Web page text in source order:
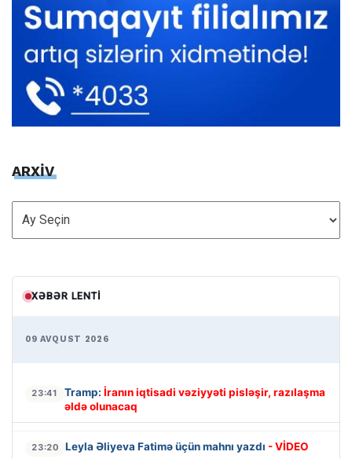
ARXİV
ARXİV
XƏBƏR LENTI
09 AVQUST 2026
23:41 Tramp: İranın iqtisadi vəziyyəti pisləşir, razılaşma
əldə olunacaq
23:20 Leyla Əliyeva Fatimə üçün mahnı yazdı - VİDEO